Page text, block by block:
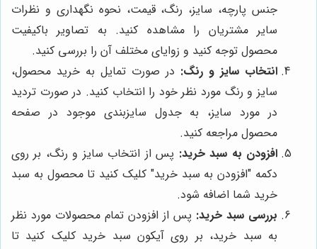
جنس پارچه، سایز، رنگ، قیمت، نحوه نگهداری و نظرات
سایر مشتریان را مشاهده کنید. به تصاویر باکیفیت
محصول توجه کنید و زوایای مختلف آن را بررسی کنید.
انتخاب سایز و رنگ: در صورت تمایل به خرید محصول،
سایز و رنگ مورد نظر خود را انتخاب کنید. در صورت تردید
در مورد سایز، به جدول سایزبندی موجود در صفحه
محصول مراجعه کنید.
افزودن به سبد خرید: پس از انتخاب سایز و رنگ، بر روی
دکمه "افزودن به سبد خرید" کلیک کنید تا محصول به سبد
خرید شما اضافه شود.
بررسی سبد خرید: پس از افزودن تمام محصولات مورد نظر
به سبد خرید، بر روی آیکون سبد خرید کلیک کنید تا